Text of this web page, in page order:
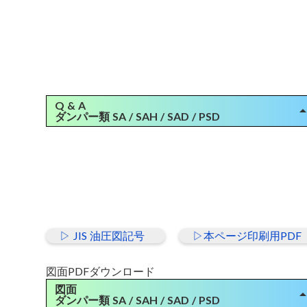
Q & A
ダンパー類 SA / SAH / SAD / PSD
arrow_drop_up
▷ JIS 油圧図記号 ▷本ページ印刷用PDF
図面PDFダウンロード
図面
ダンパー類 SA / SAH / SAD / PSD
arrow_drop_up